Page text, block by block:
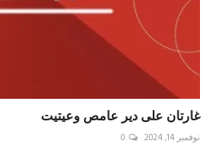
غارتان على دير عامص وعيتيت
نوفمبر 14, 2024 0